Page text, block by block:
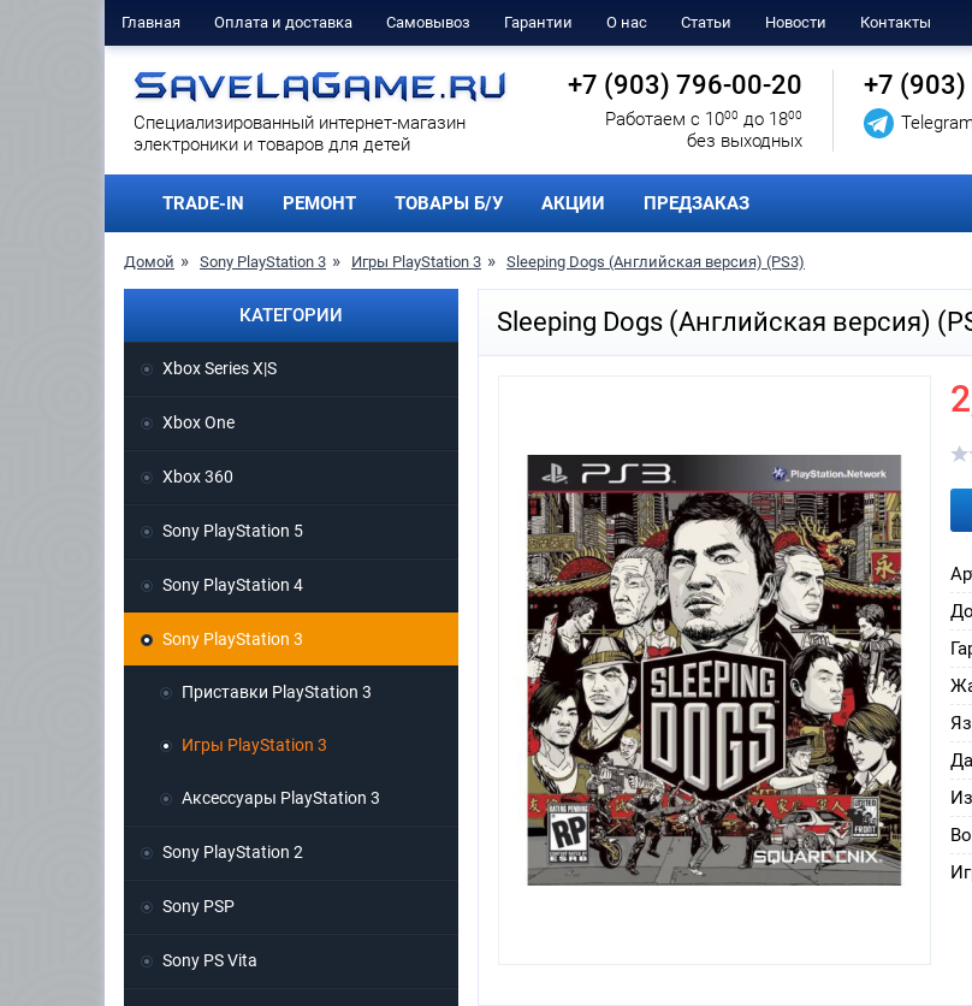
Главная Оплата и доставка Самовывоз Гарантии О нас Статьи Новости Контакты
Cпециализированный интернет-магазин
электроники и товаров для детей
+7 (903) 796-00-20
Работаем с 1000 до 1800
без выходных
+7
TRADE-IN РЕМОНТ ТОВАРЫ Б/У АКЦИИ ПРЕДЗАКАЗ
Домой Sony PlayStation 3 Игры PlayStation 3 Sleeping Dogs (Английская версия) (PS3)
Sleeping Dogs (Английская версия)
КАТЕГОРИИ
Xbox Series X|S
Xbox One
Xbox 360
Sony PlayStation 5
Sony PlayStation 4
Sony PlayStation 3
Приставки PlayStation 3
Игры PlayStation 3
Аксессуары PlayStation 3
Sony PlayStation 2
Sony PSP
Sony PS Vita